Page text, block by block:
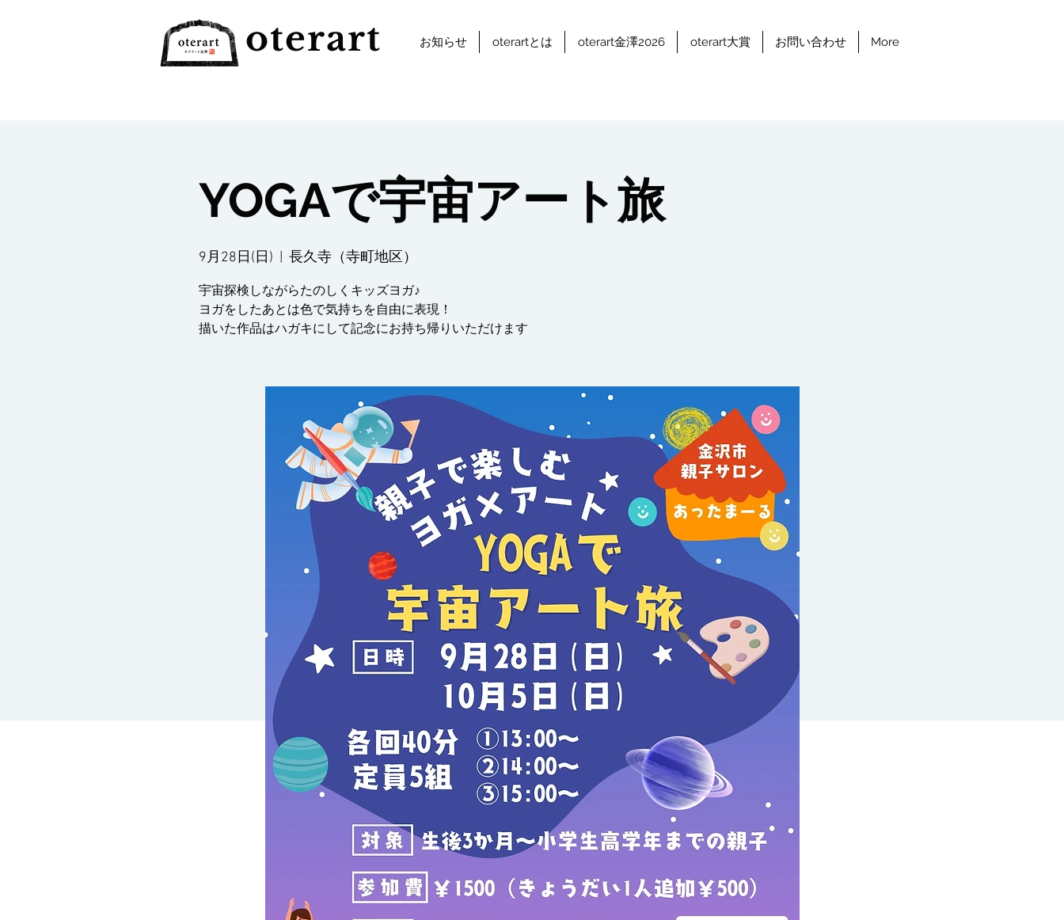
oterart お知らせ oterartとは oterart金澤2026 oterart大賞 お問い合わせ More
YOGAで宇宙アート旅
9月28日(日) 長久寺（寺町地区）
宇宙探検しながらたのしくキッズヨガ♪
ヨガをしたあとは色で気持ちを自由に表現！
描いた作品はハガキにして記念にお持ち帰りいただけます